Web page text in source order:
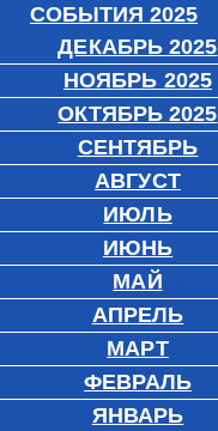
СОБЫТИЯ 2025
ДЕКАБРЬ 2025
НОЯБРЬ 2025
ОКТЯБРЬ 2025
СЕНТЯБРЬ
АВГУСТ
ИЮЛЬ
ИЮНЬ
МАЙ
АПРЕЛЬ
МАРТ
ФЕВРАЛЬ
ЯНВАРЬ